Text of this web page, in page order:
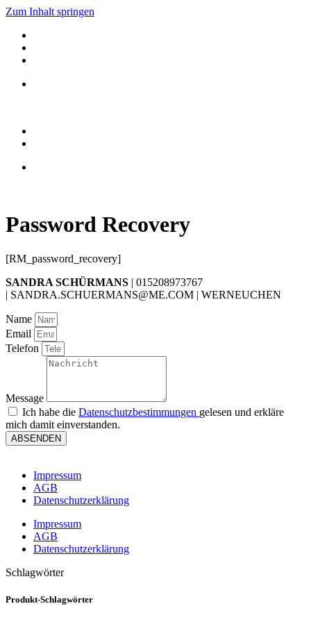
Zum Inhalt springen
Password Recovery
[RM_password_recovery]
SANDRA SCHÜRMANS | 015208973767
| SANDRA.SCHUERMANS@ME.COM | WERNEUCHEN
Name
Email
Telefon
Message
Ich habe die Datenschutzbestimmungen gelesen und erkläre
mich damit einverstanden.
ABSENDEN
Impressum
AGB
Datenschutzerklärung
Impressum
AGB
Datenschutzerklärung
Schlagwörter
Produkt-Schlagwörter